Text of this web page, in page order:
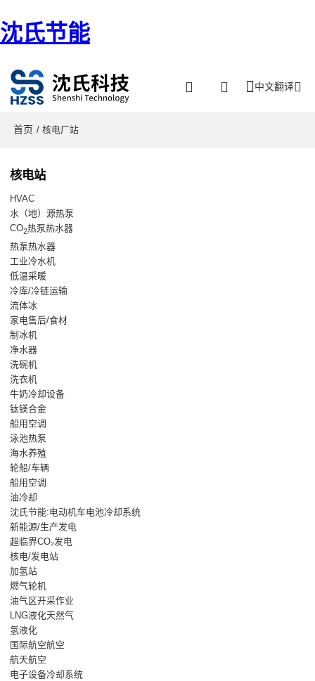
沈氏节能
中文翻译
首页 / 核电厂站
核电站
HVAC
水（地）源热泵
CO2热泵热水器
热泵热水器
工业冷水机
低温采暖
冷库/冷链运输
流体冰
家电售后/食材
制冰机
净水器
洗碗机
洗衣机
牛奶冷却设备
钛镁合金
船用空调
泳池热泵
海水养殖
轮船/车辆
船用空调
油冷却
沈氏节能:电动机车电池冷却系统
新能源/生产发电
超临界CO₂发电
核电/发电站
加氢站
燃气轮机
油气区开采作业
LNG液化天然气
氢液化
国际航空航空
航天航空
电子设备冷却系统